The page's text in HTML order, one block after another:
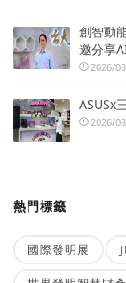
創智動
邀分享
2026/
ASUSx
2026/
熱門標籤
國際發明展